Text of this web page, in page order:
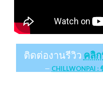
ติดต่องานรีวิว คลิ
CHILLWONPAI